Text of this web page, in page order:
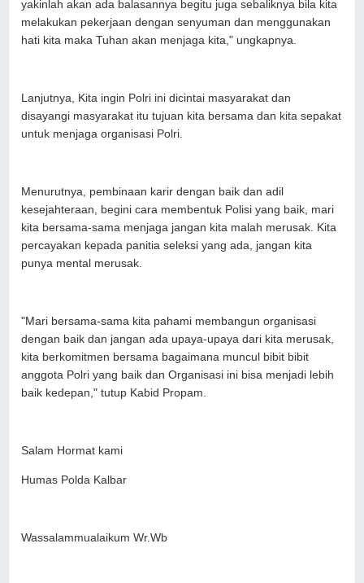
yakinlah akan ada balasannya begitu juga sebaliknya bila kita
melakukan pekerjaan dengan senyuman dan menggunakan
hati kita maka Tuhan akan menjaga kita," ungkapnya.
Lanjutnya, Kita ingin Polri ini dicintai masyarakat dan
disayangi masyarakat itu tujuan kita bersama dan kita sepakat
untuk menjaga organisasi Polri.
Menurutnya, pembinaan karir dengan baik dan adil
kesejahteraan, begini cara membentuk Polisi yang baik, mari
kita bersama-sama menjaga jangan kita malah merusak. Kita
percayakan kepada panitia seleksi yang ada, jangan kita
punya mental merusak.
"Mari bersama-sama kita pahami membangun organisasi
dengan baik dan jangan ada upaya-upaya dari kita merusak,
kita berkomitmen bersama bagaimana muncul bibit bibit
anggota Polri yang baik dan Organisasi ini bisa menjadi lebih
baik kedepan," tutup Kabid Propam.
Salam Hormat kami
Humas Polda Kalbar
Wassalammualaikum Wr.Wb